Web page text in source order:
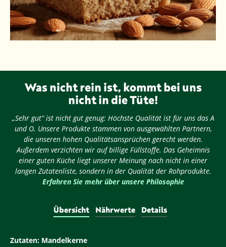
Was nicht rein ist, kommt bei uns
nicht in die Tüte!
„Sehr gut“ ist nicht gut genug: Höchste Qualität ist für uns das A
und O. Unsere Produkte stammen von ausgewählten Partnern,
die unseren hohen Qualitätsansprüchen gerecht werden.
Außerdem verzichten wir auf billige Füllstoffe. Das Geheimnis
einer guten Küche liegt unserer Meinung nach nicht in einer
langen Zutatenliste, sondern in der Qualität der Rohprodukte.
Erfahren Sie mehr über unsere Philosophie
Übersicht Nährwerte Details
Zutaten: Mandelkerne